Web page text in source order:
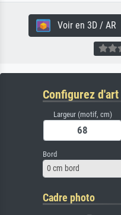
Voir en 3D / AR
Configurez d'art
Largeur (motif, cm)
Bord
0 cm bord
Cadre photo